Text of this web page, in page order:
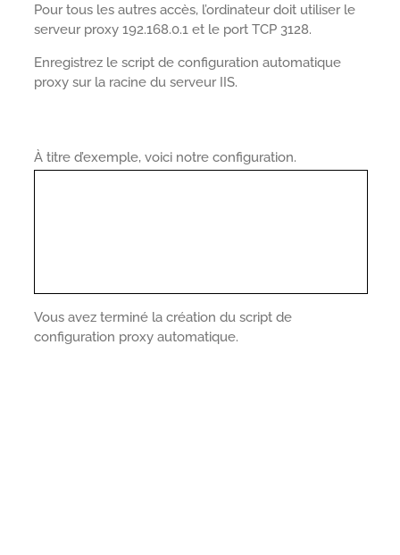
Pour tous les autres accès, l’ordinateur doit utiliser le
serveur proxy 192.168.0.1 et le port TCP 3128.
Enregistrez le script de configuration automatique
proxy sur la racine du serveur IIS.
À titre d’exemple, voici notre configuration.
Vous avez terminé la création du script de
configuration proxy automatique.